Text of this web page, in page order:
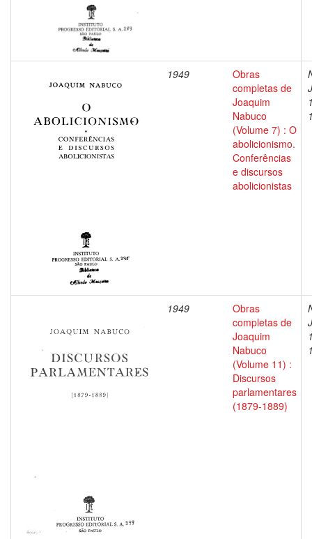
1949
Obras
completas de
Joaquim
Nabuco
(Volume 7) : O
abolicionismo.
Conferências
e discursos
abolicionistas
1949
Obras
completas de
Joaquim
Nabuco
(Volume 11) :
Discursos
parlamentares
(1879-1889)